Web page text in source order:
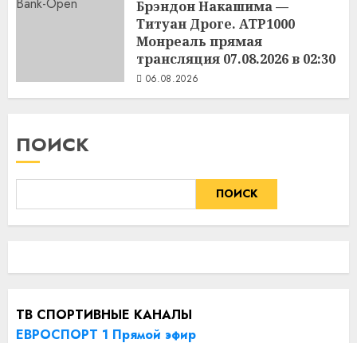
Брэндон Накашима —
Титуан Дроге. ATP1000
Монреаль прямая
трансляция 07.08.2026 в 02:30
06.08.2026
ПОИСК
ПОИСК
ТВ СПОРТИВНЫЕ КАНАЛЫ
ЕВРОСПОРТ 1 Прямой эфир